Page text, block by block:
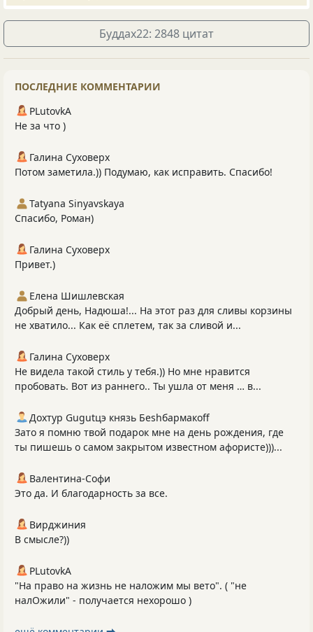
Буддах22: 2848 цитат
ПОСЛЕДНИЕ КОММЕНТАРИИ
PLutоvkА
Не за что )
Галина Суховерх
Потом заметила.)) Подумаю, как исправить. Спасибо!
Tatyana Sinyavskaya
Спасибо, Роман)
Галина Суховерх
Привет.)
Елена Шишлевская
Добрый день, Надюша!... На этот раз для сливы корзины
не хватило... Как её сплетем, так за сливой и...
Галина Суховерх
Не видела такой стиль у тебя.)) Но мне нравится
пробовать. Вот из раннего.. Ты ушла от меня … в...
Дохтур Gugutцэ князь Беshбармакоff
Зато я помню твой подарок мне на день рождения, где
ты пишешь о самом закрытом известном афористе)))...
Валентина-Софи
Это да. И благодарность за все.
Вирджиния
В смысле?))
PLutоvkА
"На право на жизнь не наложим мы вето". ( "не
налОжили" - получается нехорошо )